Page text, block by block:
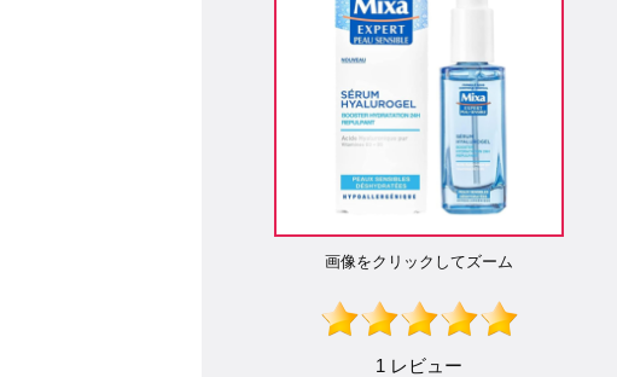
画像をクリックしてズーム
1 レビュー